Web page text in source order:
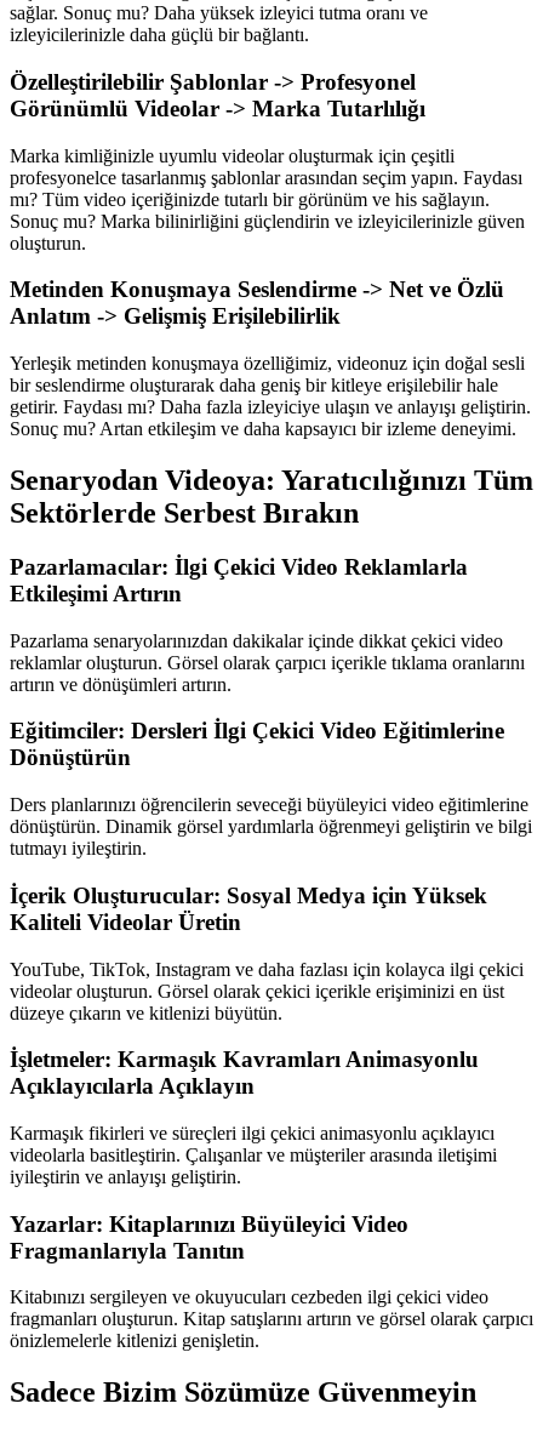
sağlar. Sonuç mu? Daha yüksek izleyici tutma oranı ve
izleyicilerinizle daha güçlü bir bağlantı.
Özelleştirilebilir Şablonlar -> Profesyonel
Görünümlü Videolar -> Marka Tutarlılığı
Marka kimliğinizle uyumlu videolar oluşturmak için çeşitli
profesyonelce tasarlanmış şablonlar arasından seçim yapın. Faydası
mı? Tüm video içeriğinizde tutarlı bir görünüm ve his sağlayın.
Sonuç mu? Marka bilinirliğini güçlendirin ve izleyicilerinizle güven
oluşturun.
Metinden Konuşmaya Seslendirme -> Net ve Özlü
Anlatım -> Gelişmiş Erişilebilirlik
Yerleşik metinden konuşmaya özelliğimiz, videonuz için doğal sesli
bir seslendirme oluşturarak daha geniş bir kitleye erişilebilir hale
getirir. Faydası mı? Daha fazla izleyiciye ulaşın ve anlayışı geliştirin.
Sonuç mu? Artan etkileşim ve daha kapsayıcı bir izleme deneyimi.
Senaryodan Videoya: Yaratıcılığınızı Tüm
Sektörlerde Serbest Bırakın
Pazarlamacılar: İlgi Çekici Video Reklamlarla
Etkileşimi Artırın
Pazarlama senaryolarınızdan dakikalar içinde dikkat çekici video
reklamlar oluşturun. Görsel olarak çarpıcı içerikle tıklama oranlarını
artırın ve dönüşümleri artırın.
Eğitimciler: Dersleri İlgi Çekici Video Eğitimlerine
Dönüştürün
Ders planlarınızı öğrencilerin seveceği büyüleyici video eğitimlerine
dönüştürün. Dinamik görsel yardımlarla öğrenmeyi geliştirin ve bilgi
tutmayı iyileştirin.
İçerik Oluşturucular: Sosyal Medya için Yüksek
Kaliteli Videolar Üretin
YouTube, TikTok, Instagram ve daha fazlası için kolayca ilgi çekici
videolar oluşturun. Görsel olarak çekici içerikle erişiminizi en üst
düzeye çıkarın ve kitlenizi büyütün.
İşletmeler: Karmaşık Kavramları Animasyonlu
Açıklayıcılarla Açıklayın
Karmaşık fikirleri ve süreçleri ilgi çekici animasyonlu açıklayıcı
videolarla basitleştirin. Çalışanlar ve müşteriler arasında iletişimi
iyileştirin ve anlayışı geliştirin.
Yazarlar: Kitaplarınızı Büyüleyici Video
Fragmanlarıyla Tanıtın
Kitabınızı sergileyen ve okuyucuları cezbeden ilgi çekici video
fragmanları oluşturun. Kitap satışlarını artırın ve görsel olarak çarpıcı
önizlemelerle kitlenizi genişletin.
Sadece Bizim Sözümüze Güvenmeyin